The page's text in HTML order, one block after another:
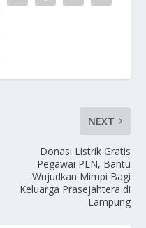
NEXT
Donasi Listrik Gratis
Pegawai PLN, Bantu
Wujudkan Mimpi Bagi
Keluarga Prasejahtera di
Lampung